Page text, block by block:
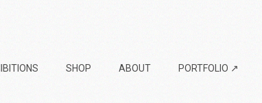
SHOP ABOUT PORTFOLIO ↗